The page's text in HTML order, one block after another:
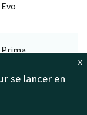
Prima
x
se lancer en